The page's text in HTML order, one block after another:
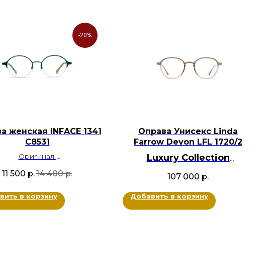
-20%
женская INFACE 1341
С8531
Оригинал
Бирюзовый, Фиолетовый
11 500 р.14 400 р.
в корзину
Оправа Унисекс Linda
Farrow Devon LFL 1720/2
Luxury Collection
BRANDOCHKI
Оригинал
Металл титан, Ацетат
Цвет: Золотой, Медовый
107 000 р.
Добавить в корзину